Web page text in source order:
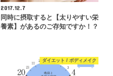
2017.12.7
同時に摂取すると【太りやすい栄
養素】があるのご存知ですか！？
ダイエット / ボディメイク